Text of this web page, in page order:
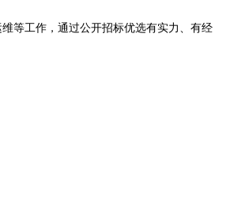
等工作，通过公开招标优选有实力、有经